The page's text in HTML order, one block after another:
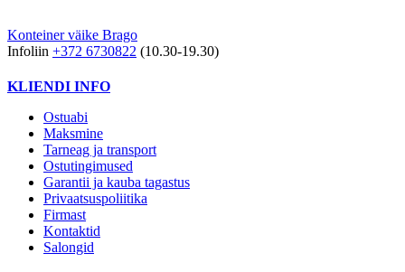
Konteiner väike Brago
Infoliin +372 6730822 (10.30-19.30)
KLIENDI INFO
Ostuabi
Maksmine
Tarneag ja transport
Ostutingimused
Garantii ja kauba tagastus
Privaatsuspoliitika
Firmast
Kontaktid
Salongid